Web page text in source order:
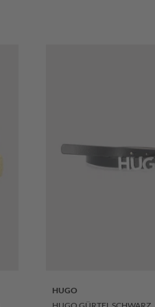
HUGO